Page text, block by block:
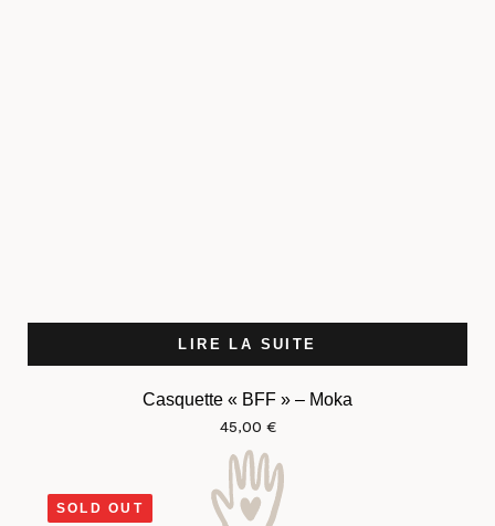
LIRE LA SUITE
Casquette « BFF » – Moka
45,00 €
SOLD OUT